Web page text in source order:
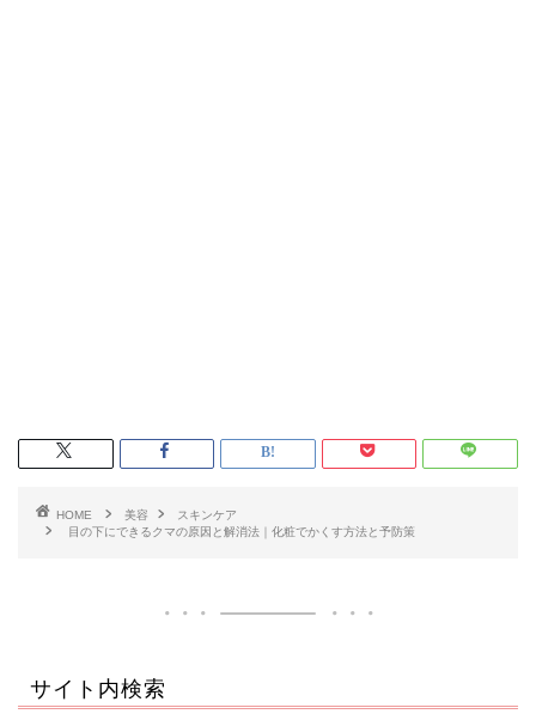
HOME 美容
スキンケア
目の下にできるクマの原因と解消法｜化粧でかくす方法と予防策
サイト内検索